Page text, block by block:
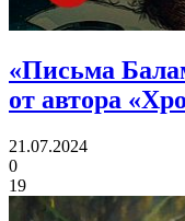
«Письма
от автора
21.07.2024
0
19